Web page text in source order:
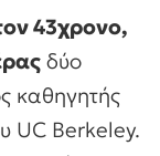
43χρονο,
δύο
καθηγητής
UC Berkeley.